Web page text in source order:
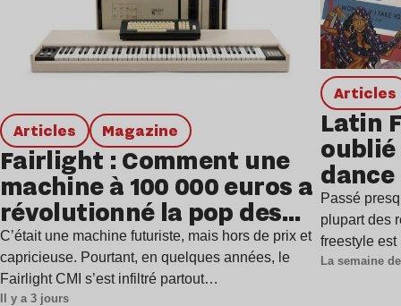
Articles magazine
Fairlight : Comment une
machine à 100 000 euros a
révolutionné la pop des
années 1980 ?
C’était une machine futuriste, mais hors de prix et
capricieuse. Pourtant, en quelques années, le
Fairlight CMI s’est infiltré partout…
Il y a 3 jours
Articles
Latin
oublié
Passé
plupart des
freestyle
La semaine